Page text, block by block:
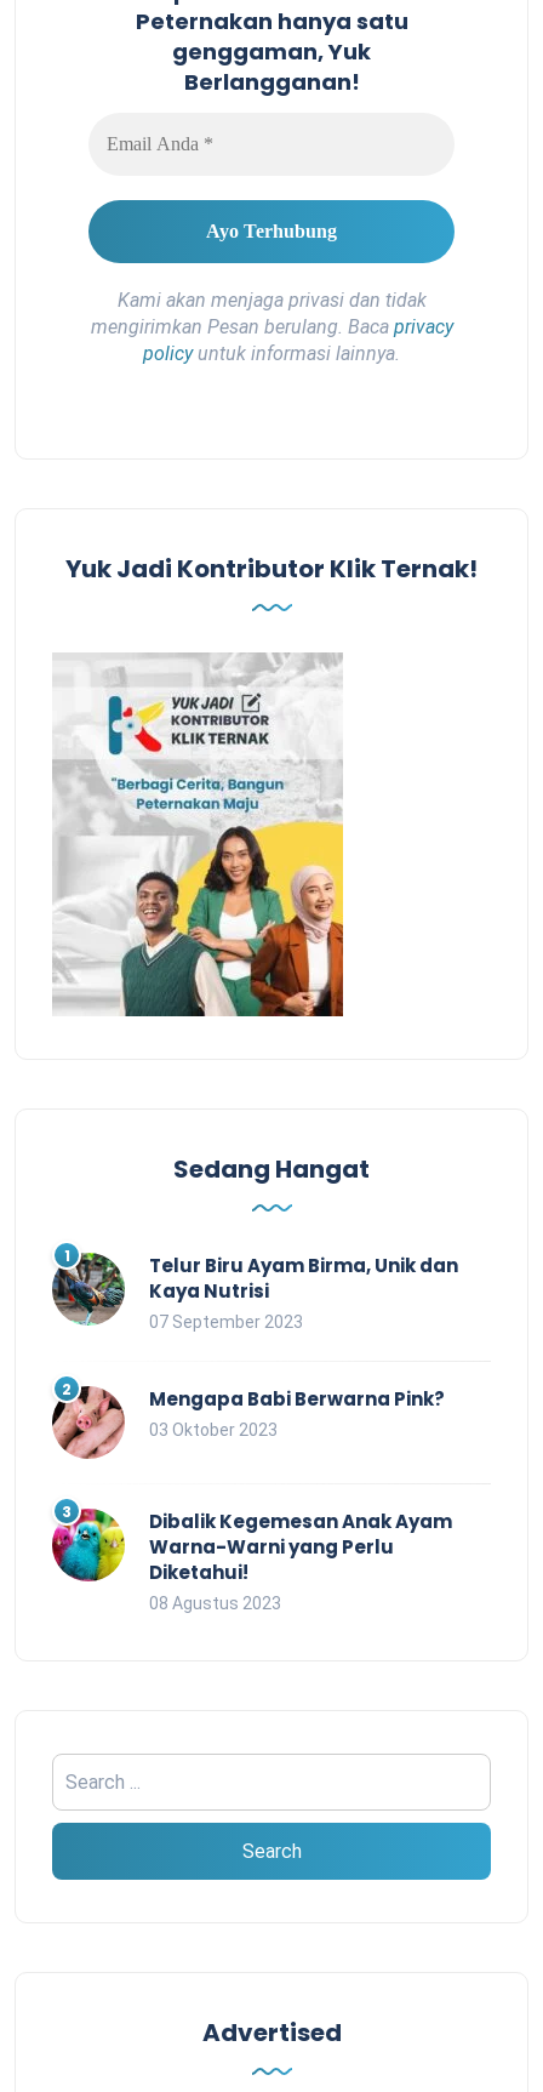
Peternakan hanya satu
genggaman, Yuk
Berlangganan!
Kami akan menjaga privasi dan tidak
mengirimkan Pesan berulang. Baca privacy
policyuntuk informasi lainnya.
Yuk Jadi Kontributor Klik Ternak!
Sedang Hangat
Telur Biru Ayam Birma, Unik dan
Kaya Nutrisi
07 September 2023
Mengapa Babi Berwarna Pink?
03 Oktober 2023
Dibalik Kegemesan Anak Ayam
Warna-Warni yang Perlu
Diketahui!
08 Agustus 2023
Advertised